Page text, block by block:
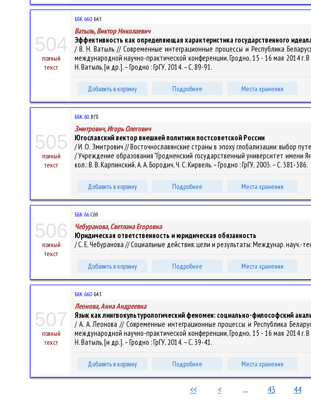
504
полный
текст
ББК 66.0 Б43
Ватыль, Виктор Николаевич
Эффективность как определяющая характеристика государственного
/ В. Н. Ватыль // Современные интеграционные процессы и Республика
международной научно-практической конференции, Гродно, 15 - 16 мая 2014 г.
Н. Ватыль, [и др.]. – Гродно : ГрГУ, 2014. – С. 89-91.
Добавить в корзину Подробнее Места хранения
505
полный
текст
ББК 60.В78
Змитрович, Игорь Олегович
Югославский вектор внешней политики постсоветской России
/ И. О. Змитрович // Восточнославянские страны в эпоху глобализации: выбор
/ Учреждение образования "Гродненский государственный университет имени
кол.: В. В. Карпинский, А. А. Бородич, Ч. С. Кирвель. – Гродно : ГрГУ, 2003. – С. 381-386.
Добавить в корзину Подробнее Места хранения
506
полный
текст
ББК 66.С69
Чебуранова, Светлана Егоровна
Юридическая ответственность и юридическая обязанность
/ С. Е. Чебуранова // Социальные действия: цели и результаты: Междунар. науч.-
Добавить в корзину Подробнее Места хранения
507
полный
текст
ББК 66.0 Б43
Леонова, Анна Андреевна
Язык как лингвокультурологический феномен: социально-философский
/ А. А. Леонова // Современные интеграционные процессы и Республика
международной научно-практической конференции, Гродно, 15 - 16 мая 2014 г.
Н. Ватыль, [и др.]. – Гродно : ГрГУ, 2014. – С. 39-41.
Добавить в корзину Подробнее Места хранения
<< < ... 43 44